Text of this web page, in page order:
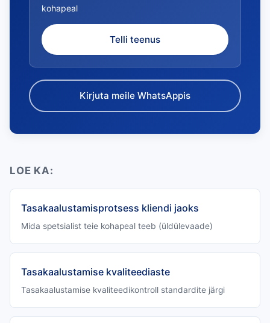
kohapeal
Telli teenus
Kirjuta meile WhatsAppis
LOE KA:
Tasakaalustamisprotsess kliendi jaoks
Mida spetsialist teie kohapeal teeb (üldülevaade)
Tasakaalustamise kvaliteediaste
Tasakaalustamise kvaliteedikontroll standardite järgi